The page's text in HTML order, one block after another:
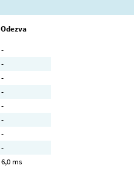
Odezva
-
-
-
-
-
-
-
-
6,0 ms